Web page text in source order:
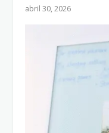
abril 30, 2026